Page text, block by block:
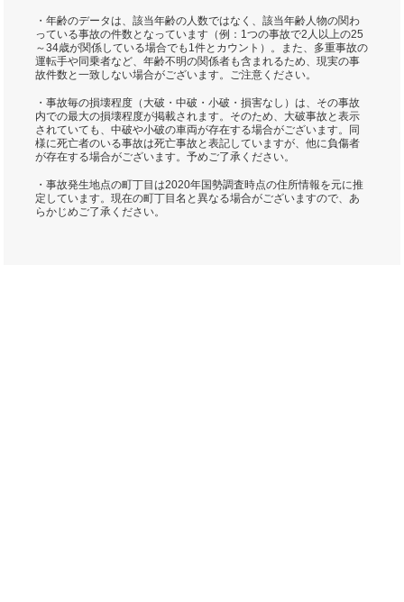
・年齢のデータは、該当年齢の人数ではなく、該当年齢人物の関わ
っている事故の件数となっています（例：1つの事故で2人以上の25
～34歳が関係している場合でも1件とカウント）。また、多重事故の
運転手や同乗者など、年齢不明の関係者も含まれるため、現実の事
故件数と一致しない場合がございます。ご注意ください。
・事故毎の損壊程度（大破・中破・小破・損害なし）は、その事故
内での最大の損壊程度が掲載されます。そのため、大破事故と表示
されていても、中破や小破の車両が存在する場合がございます。同
様に死亡者のいる事故は死亡事故と表記していますが、他に負傷者
が存在する場合がございます。予めご了承ください。
・事故発生地点の町丁目は2020年国勢調査時点の住所情報を元に推
定しています。現在の町丁目名と異なる場合がございますので、あ
らかじめご了承ください。